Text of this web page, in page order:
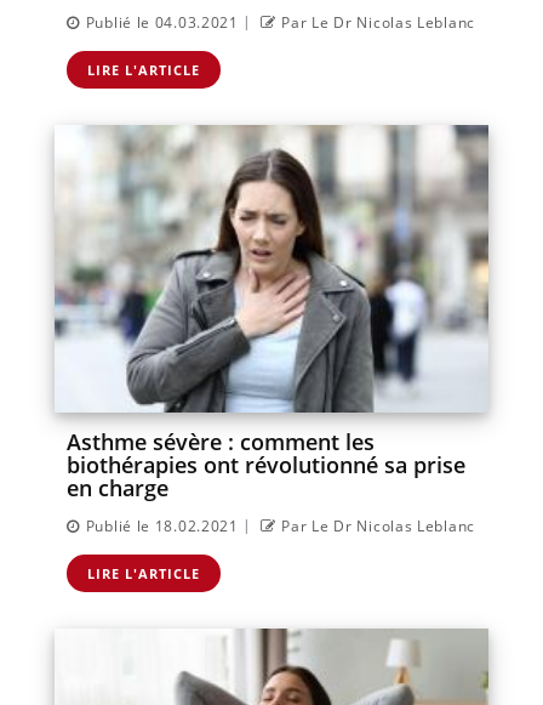
Publié le 04.03.2021 | Par Le Dr Nicolas Leblanc
LIRE L'ARTICLE
Asthme sévère : comment les
biothérapies ont révolutionné sa prise
en charge
Publié le 18.02.2021 | Par Le Dr Nicolas Leblanc
LIRE L'ARTICLE